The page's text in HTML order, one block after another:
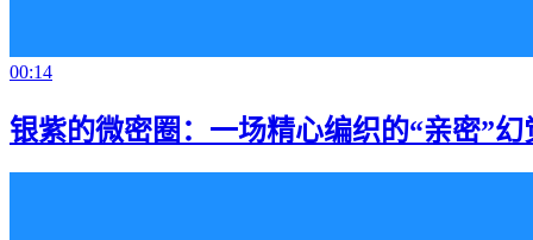
00:14
银紫的微密圈：一场精心编织的“亲密”幻